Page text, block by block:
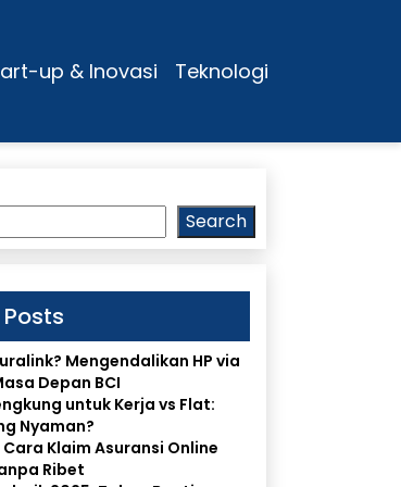
up & Inovasi Teknologi
Search
Mengendalikan HP via
Depan BCI
untuk Kerja vs Flat:
Nyaman?
Klaim Asuransi Online
Ribet